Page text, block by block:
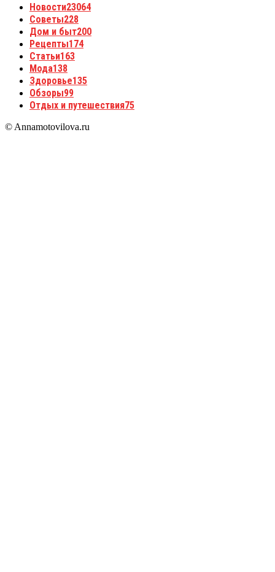
Новости23064
Советы228
Дом и быт200
Рецепты174
Статьи163
Мода138
Здоровье135
Обзоры99
Отдых и путешествия75
© Annamotovilova.ru